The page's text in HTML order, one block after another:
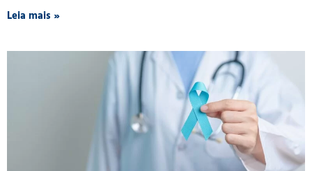
Leia mais »